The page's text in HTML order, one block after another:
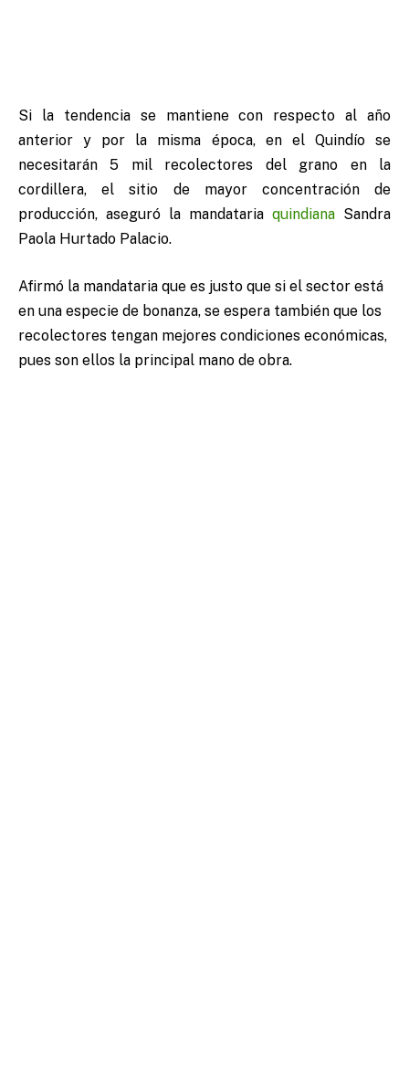
Si la tendencia se mantiene con respecto al año
anterior y por la misma época, en el Quindío se
necesitarán 5 mil recolectores del grano en la
cordillera, el sitio de mayor concentración de
producción, aseguró la mandataria quindiana Sandra
Paola Hurtado Palacio.
Afirmó la mandataria que es justo que si el sector está
en una especie de bonanza, se espera también que los
recolectores tengan mejores condiciones económicas,
pues son ellos la principal mano de obra.